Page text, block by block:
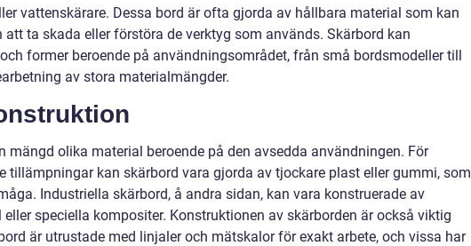
vattenskärare. Dessa bord är ofta gjorda av hållbara material som kan
ta skada eller förstöra de verktyg som används. Skärbord kan
former beroende på användningsområdet, från små bordsmodeller till
av stora materialmängder.
mängd olika material beroende på den avsedda användningen. För
tillämpningar kan skärbord vara gjorda av tjockare plast eller gummi, som
Industriella skärbord, å andra sidan, kan vara konstruerade av
speciella kompositer. Konstruktionen av skärborden är också viktig
är utrustade med linjaler och mätskalor för exakt arbete, och vissa har